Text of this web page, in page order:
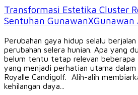
Transformasi Estetika Cluster
Sentuhan GunawanXGunawan
Perubahan gaya hidup selalu
perubahan selera hunian. Apa yang
belum tentu tetap relevan beberapa
yang menjadi perhatian utama
Royalle Candigolf. Alih-alih
kehilangan daya...